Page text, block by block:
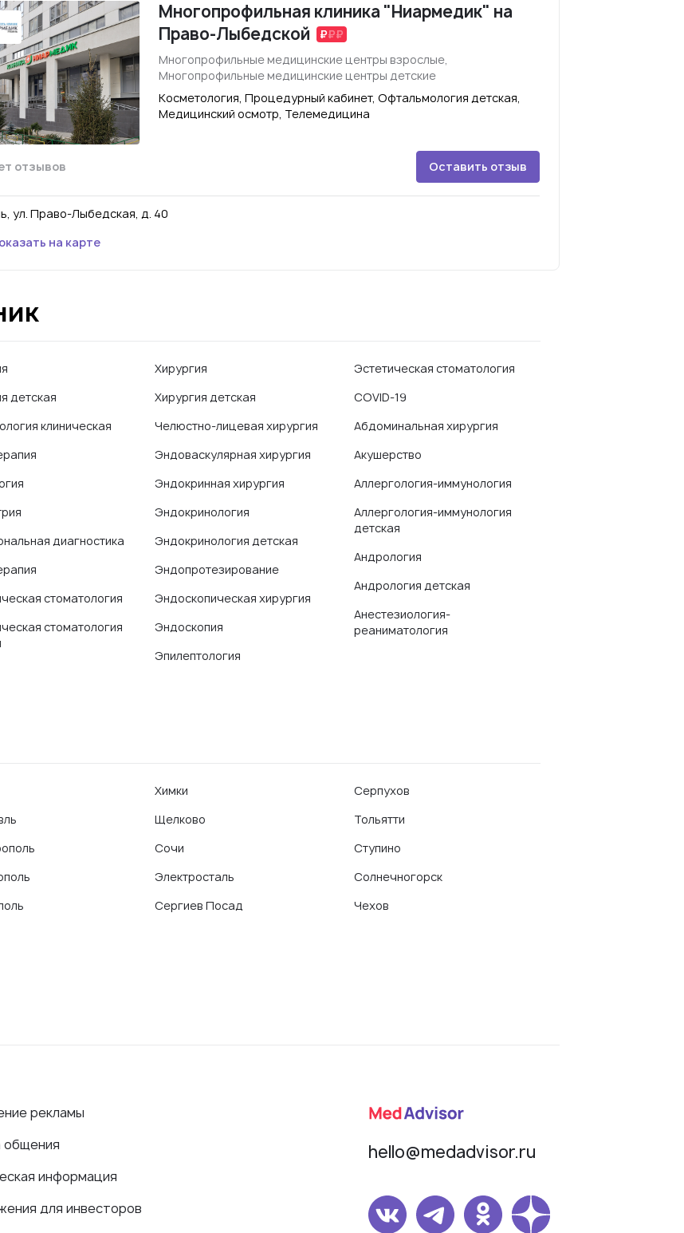
Многопрофильная клиника "Ниармедик" на
Право-Лыбедской
Многопрофильные медицинские центры взрослые,
Многопрофильные медицинские центры детские
Косметология, Процедурный кабинет, Офтальмология детская,
Медицинский осмотр, Телемедицина
отзывов Оставить отзыв
ул. Право-Лыбедская, д. 40
на карте
детская
клиническая
диагностика
стоматология
стоматология
Хирургия
Хирургия детская
Челюстно-лицевая хирургия
Эндоваскулярная хирургия
Эндокринная хирургия
Эндокринология
Эндокринология детская
Эндопротезирование
Эндоскопическая хирургия
Эндоскопия
Эпилептология
Эстетическая стоматология
COVID-19
Абдоминальная хирургия
Акушерство
Аллергология-иммунология
Аллергология-иммунология
детская
Андрология
Андрология детская
Анестезиология-
реаниматология
Химки
Щелково
Сочи
Электросталь
Сергиев Посад
Серпухов
Тольятти
Ступино
Солнечногорск
Чехов
рекламы
общения
информация
для инвесторов
hello@medadvisor.ru